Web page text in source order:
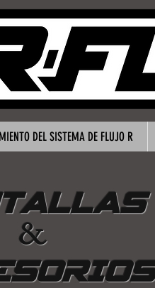
DEL SISTEMA DE FLUJO R
&